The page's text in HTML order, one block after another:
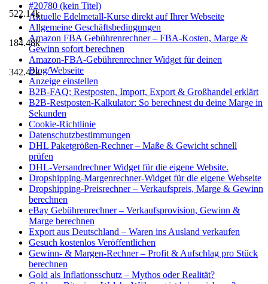
522.14k
184.48k
342.42k
#20780 (kein Titel)
Aktuelle Edelmetall-Kurse direkt auf Ihrer Webseite
Allgemeine Geschäftsbedingungen
Amazon FBA Gebührenrechner – FBA-Kosten, Marge &
Gewinn sofort berechnen
Amazon-FBA-Gebührenrechner Widget für deinen
Blog/Webseite
Anzeige einstellen
B2B-FAQ: Restposten, Import, Export & Großhandel erklärt
B2B-Restposten-Kalkulator: So berechnest du deine Marge in
Sekunden
Cookie-Richtlinie
Datenschutzbestimmungen
DHL Paketgrößen-Rechner – Maße & Gewicht schnell
prüfen
DHL-Versandrechner Widget für die eigene Website.
Dropshipping-Margenrechner-Widget für die eigene Webseite
Dropshipping-Preisrechner – Verkaufspreis, Marge & Gewinn
berechnen
eBay Gebührenrechner – Verkaufsprovision, Gewinn &
Marge berechnen
Export aus Deutschland – Waren ins Ausland verkaufen
Gesuch kostenlos Veröffentlichen
Gewinn- & Margen-Rechner – Profit & Aufschlag pro Stück
berechnen
Gold als Inflationsschutz – Mythos oder Realität?